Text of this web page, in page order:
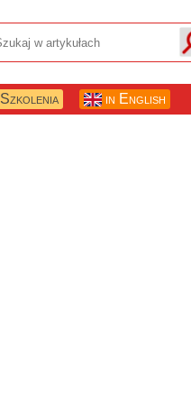
Szkolenia in English